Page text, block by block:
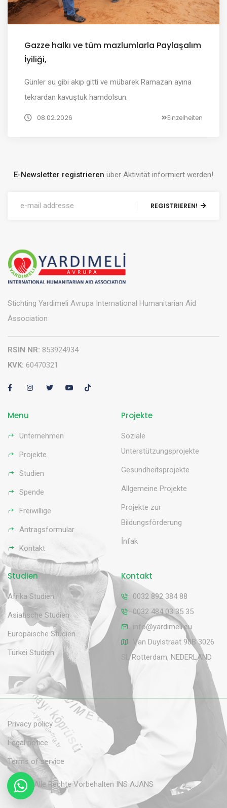
Gazze halkı ve tüm mazlumlarla Paylaşalım
İyiliği,
Günler su gibi akıp gitti ve mübarek Ramazan ayına
tekrardan kavuştuk hamdolsun.
08.02.2026 Einzelheiten
E-Newsletter registrieren über Aktivität informiert werden!
REGISTRIEREN!
Stichting Yardimeli Avrupa International Humanitarian Aid
Association
RSIN NR: 853924934
KVK: 60470321
Menu
Unternehmen
Projekte
Studien
Spende
Freiwillige
Antragsformular
Kontakt
Projekte
Soziale
Unterstützungsprojekte
Gesundheitsprojekte
Allgemeine Projekte
Projekte zur
Bildungsförderung
İnfak
Studien
Afrika Studien
Asiatische Studien
Europäische Studien
Türkei Studien
Kontakt
0032 892 384 88
0032 484 03 35 35
info@yardimeli.eu
Van Duylstraat 90B 3026
SL Rotterdam, NEDERLAND
Privacy policy
Legal notice
Terms of service
© 2026 Alle Rechte Vorbehalten INS AJANS